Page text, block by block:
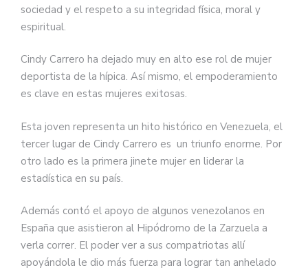
sociedad y el respeto a su integridad física, moral y
espiritual.
Cindy Carrero ha dejado muy en alto ese rol de mujer
deportista de la hípica. Así mismo, el empoderamiento
es clave en estas mujeres exitosas.
Esta joven representa un hito histórico en Venezuela, el
tercer lugar de Cindy Carrero es un triunfo enorme. Por
otro lado es la primera jinete mujer en liderar la
estadística en su país.
Además contó el apoyo de algunos venezolanos en
España que asistieron al Hipódromo de la Zarzuela a
verla correr. El poder ver a sus compatriotas allí
apoyándola le dio más fuerza para lograr tan anhelado